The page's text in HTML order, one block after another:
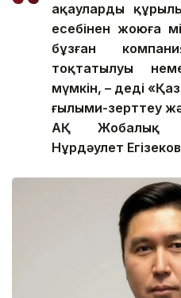
ақауларды
есебінен жоюға
бұзған
тоқтатылуы
мүмкін, – деді
ғылыми-зерттеу
АҚ Жобалық
Нұрдәулет